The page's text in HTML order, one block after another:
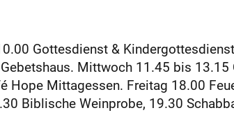
Gottesdienst &
Mittwoch 11.45 bis
Hope Mittagessen. Freitag 18.00
Biblische Weinprobe, 19.30